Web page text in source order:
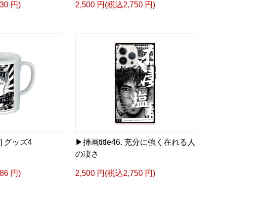
カタログ <デザイン画集:BEST版>
挿画作成＞ 凛々風 猛 -リリカゼタケル
amzn.asia/d/gPVyU1t
shop>
＿＿＿＿＿＿＿＿＿＿＿＿＿＿＿＿
creator/66b9c067ae64e
store/artist-ririkazetakeru
円) 2,500 円(税込2,750 円)
グッズ4
円)
▶︎挿画title46. 充分に強く在れる人
の凄さ
2,500 円(税込2,750 円)